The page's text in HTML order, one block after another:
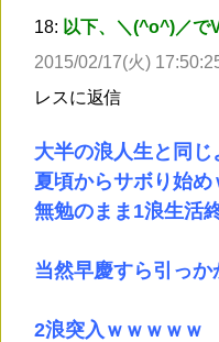
18: 以下、＼(^o^)／で
2015/02/17(火)
レスに返信
大半の浪人生と同
夏頃からサボり始め
無勉のまま1浪生活
当然早慶すら引っ
2浪突入ｗｗｗｗｗ